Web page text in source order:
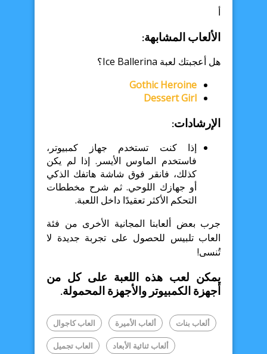
أ
الألعاب المشابهة:
هل أعجبتك لعبة Ice Ballerina؟
Gothic Heroine
Dessert Girl
الإرشادات:
إذا كنت تستخدم جهاز كمبيوتر،
فاستخدم الماوس الأيسر. إذا لم يكن
كذلك، فانقر فوق شاشة هاتفك الذكي
أو جهازك اللوحي. ثم شرح مخططات
التحكم الأكثر تعقيدًا داخل اللعبة.
جرب بعض ألعابنا المجانية الأخرى من فئة
العاب تلبيس للحصول على تجربة جديدة لا
تُنسى!
يمكن لعب هذه اللعبة على كل من
أجهزة الكمبيوتر والأجهزة المحمولة.
ألعاب بنات ألعاب الأميرة العاب كاجوال
ألعاب ثنائية الأبعاد العاب تجميل